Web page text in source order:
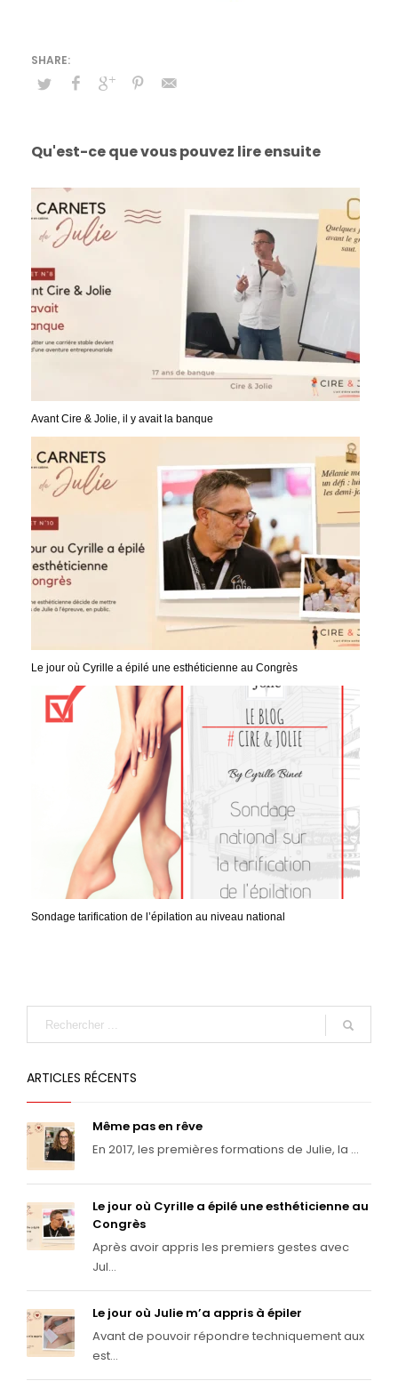
Qu'est-ce que vous pouvez lire ensuite
Avant Cire & Jolie, il y avait la banque
Le jour où Cyrille a épilé une esthéticienne au Congrès
Sondage tarification de l’épilation au niveau national
ARTICLES RÉCENTS
Même pas en rêve
En 2017, les premières formations de Julie, la ...
Le jour où Cyrille a épilé une esthéticienne au
Congrès
Après avoir appris les premiers gestes avec
Jul...
Le jour où Julie m’a appris à épiler
Avant de pouvoir répondre techniquement aux
est...